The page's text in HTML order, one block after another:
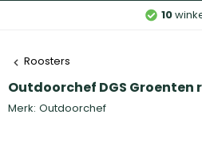
10
Roosters
Outdoorchef DGS Groenten
Merk: Outdoorchef